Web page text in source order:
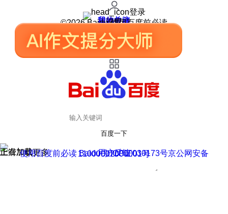
登录
我的关注
我的收藏
皮肤中心
用户反馈
设置
©2026 Baidu 使用百度前必读
百度一下
正在加载
上滑加载更多 用户反馈
使用百度前必读 Baidu 京ICP证030173号
京公网安备11000002000001号